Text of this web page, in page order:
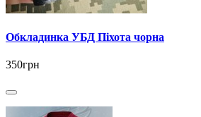
Обкладинка УБД Піхота чорна
350грн